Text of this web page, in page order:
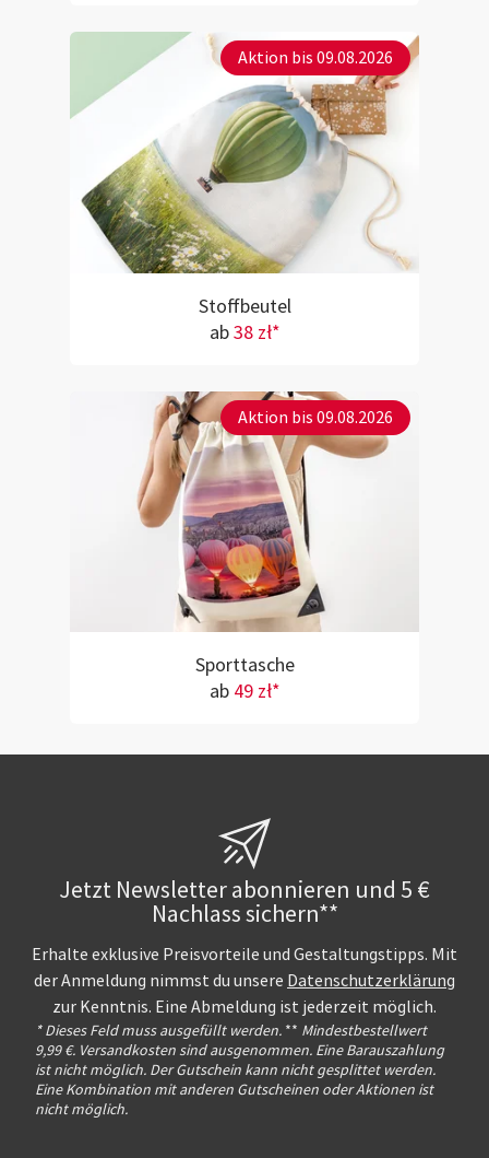
Aktion bis 09.08.2026
Stoffbeutel
ab38 zł*
Aktion bis 09.08.2026
Sporttasche
ab 49 zł*
Jetzt Newsletter abonnieren und 5 €
Nachlass sichern**
Erhalte exklusive Preisvorteile und Gestaltungstipps. Mit
der Anmeldung nimmst du unsere Datenschutzerklärung
zur Kenntnis. Eine Abmeldung ist jederzeit möglich.
* Dieses Feld muss ausgefüllt werden. ** Mindestbestellwert
9,99 €. Versandkosten sind ausgenommen. Eine Barauszahlung
ist nicht möglich. Der Gutschein kann nicht gesplittet werden.
Eine Kombination mit anderen Gutscheinen oder Aktionen ist
nicht möglich.